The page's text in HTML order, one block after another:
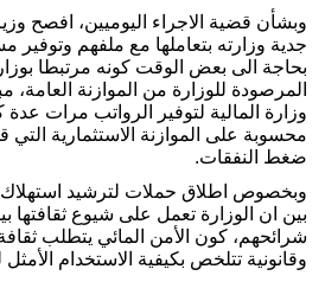
وبشأن قضية الاجراء اليوميين، افصح
جدية وزارته بتعاملها مع ملفهم وتوفير
بحاجة الى بعض الوقت كونه مرتبطا
المرصودة للوزارة من الموازنة العامة،
وزارة المالية لتوفير الرواتب مرات
محسوبة على الموازنة الاستثمارية
ضغط النفقات.
وبخصوص اطلاق حملات لترشيد استهلاك
بين ان الوزارة تعمل على شيوع ثقافتها
شرائحهم، كون الأمن المائي يتطلب
وقانونية تتلخص بكيفية الاستخدام الأمثل